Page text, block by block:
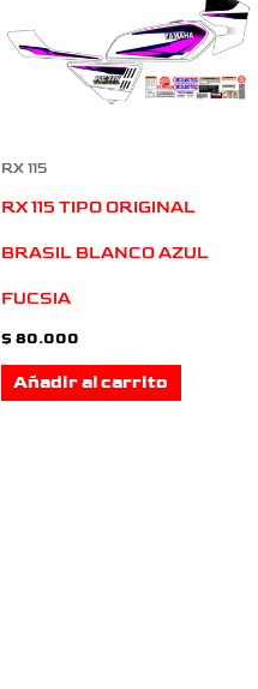
RX 115
RX 115 TIPO ORIGINAL
BRASIL BLANCO AZUL
FUCSIA
$ 80.000
Añadir al carrito